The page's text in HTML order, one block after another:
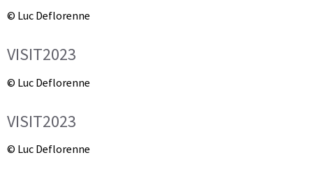
© Luc Deflorenne
VISIT2023
© Luc Deflorenne
VISIT2023
© Luc Deflorenne